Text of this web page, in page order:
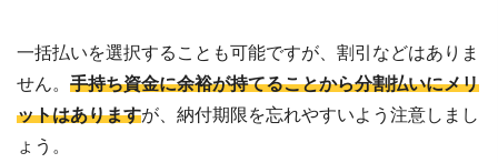
一括払いを選択することも可能ですが、割引などはありま
せん。 手持ち資金に余裕が持てることから分割払いにメリ
ットはありますが、納付期限を忘れやすいよう注意しまし
ょう。